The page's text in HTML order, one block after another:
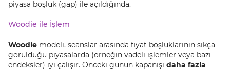
piyasa boşluk (gap) ile açıldığında.
Woodie ile İşlem
Woodie modeli, seanslar arasında fiyat boşluklarının sıkça
görüldüğü piyasalarda (örneğin vadeli işlemler veya bazı
endeksler) iyi çalışır. Önceki günün kapanışı daha fazla